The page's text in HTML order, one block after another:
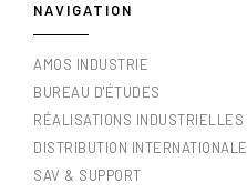
NAVIGATION
AMOS INDUSTRIE
BUREAU D'ÉTUDES
RÉALISATIONS INDUSTRIELLES
DISTRIBUTION INTERNATIONALE
SAV & SUPPORT